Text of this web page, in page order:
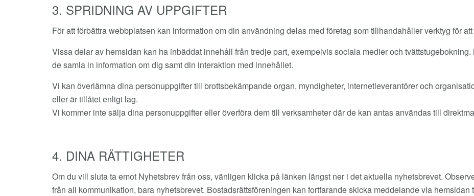
3. SPRIDNING AV UPPGIFTER
För att förbättra webbplatsen kan information om din användning delas med företag som tillhandahåller verktyg för
Vissa delar av hemsidan kan ha inbäddat innehåll från tredje part, exempelvis sociala medier och
de samla in information om dig samt din interaktion med innehållet.
Vi kan överlämna dina personuppgifter till brottsbekämpande organ, myndigheter, internetleverantörer och
eller är tillåtet enligt lag.
Vi kommer inte sälja dina personuppgifter eller överföra dem till verksamheter där de kan antas användas till
4. DINA RÄTTIGHETER
Om du vill sluta ta emot Nyhetsbrev från oss, vänligen klicka på länken längst ner i det aktuella nyhetsbrevet.
från all kommunikation, bara nyhetsbrevet. Bostadsrättsföreningen kan fortfarande skicka meddelande via